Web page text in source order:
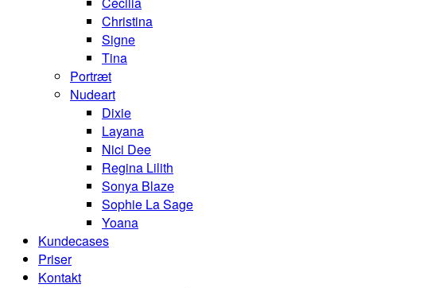
Christina
Signe
Tina
Portræt
Nudeart
Dixie
Layana
Nici Dee
Regina Lilith
Sonya Blaze
Sophie La Sage
Yoana
Kundecases
Priser
Kontakt